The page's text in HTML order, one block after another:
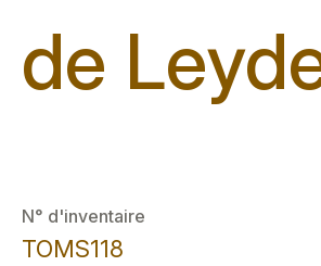
de
N° d'inventaire
TOMS118